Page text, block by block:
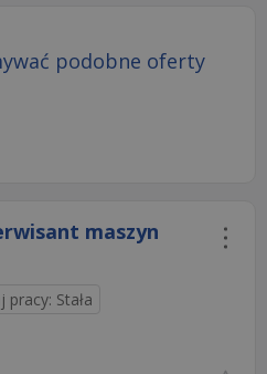
podobne oferty
maszyn
pracy: Stała